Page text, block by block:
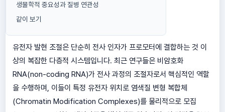
생물학적 중요성과 질병 연관성
같이 보기
유전자 발현 조절은 단순히 전사 인자가 프로모터에 결합하는 것 이
상의 복잡한 다층적 시스템입니다. 최근 연구들은 비암호화
RNA(non-coding RNA)가 전사 과정의 조절자로서 핵심적인 역할
을 수행하며, 이들이 특정 유전자 위치로 염색질 변형 복합체
(Chromatin Modification Complexes)를 물리적으로 모집